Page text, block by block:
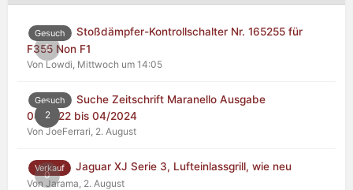
0
Gesuch
Stoßdämpfer-Kontrollschalter Nr. 165255 für
F355 Non F1
Von Lowdi, Mittwoch um 14:05
2
Gesuch
Suche Zeitschrift Maranello Ausgabe
04/2022 bis 04/2024
Von JoeFerrari, 2. August
0
Verkauf Jaguar XJ Serie 3, Lufteinlassgrill, wie neu
Von Jarama, 2. August